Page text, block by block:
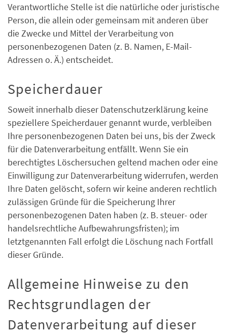
Verantwortliche Stelle ist die natürliche oder juristische
Person, die allein oder gemeinsam mit anderen über
die Zwecke und Mittel der Verarbeitung von
personenbezogenen Daten (z. B. Namen, E-Mail-
Adressen o. Ä.) entscheidet.
Speicherdauer
Soweit innerhalb dieser Datenschutzerklärung keine
speziellere Speicherdauer genannt wurde, verbleiben
Ihre personenbezogenen Daten bei uns, bis der Zweck
für die Datenverarbeitung entfällt. Wenn Sie ein
berechtigtes Löschersuchen geltend machen oder eine
Einwilligung zur Datenverarbeitung widerrufen, werden
Ihre Daten gelöscht, sofern wir keine anderen rechtlich
zulässigen Gründe für die Speicherung Ihrer
personenbezogenen Daten haben (z. B. steuer- oder
handelsrechtliche Aufbewahrungsfristen); im
letztgenannten Fall erfolgt die Löschung nach Fortfall
dieser Gründe.
Allgemeine Hinweise zu den
Rechtsgrundlagen der
Datenverarbeitung auf dieser